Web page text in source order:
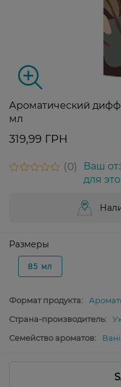
Ароматический
мл
319,99 ГРН
0
Ваш
для
Размеры
85 мл
Формат продукта:
Страна-производитель:
Семейство ароматов: